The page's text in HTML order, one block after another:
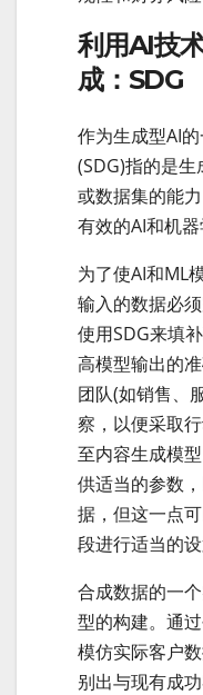
利用AI技
成：SDG
作为生成型AI
(SDG)指的是
或数据集的能
有效的AI和机器
为了使AI和ML
输入的数据必
使用SDG来填
高模型输出的
团队(如销售、
察，以便采取
至内容生成模
供适当的参数
据，但这一点
段进行适当的设
合成数据的一
型的构建。通
模仿实际客户
别出与现有成